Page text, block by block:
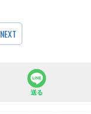
NEXT
送る